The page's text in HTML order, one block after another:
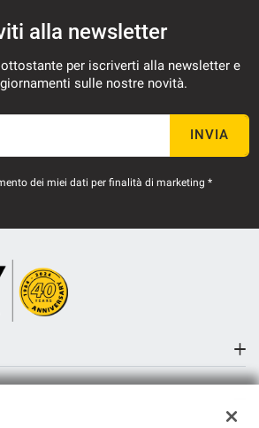
alla newsletter
per iscriverti alla newsletter e
sulle nostre novità.
INVIA
dei miei dati per finalità di marketing *